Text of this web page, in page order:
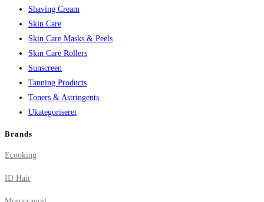
Shaving Cream
Skin Care
Skin Care Masks & Peels
Skin Care Rollers
Sunscreen
Tanning Products
Toners & Astringents
Ukategoriseret
Brands
Ecooking
ID Hair